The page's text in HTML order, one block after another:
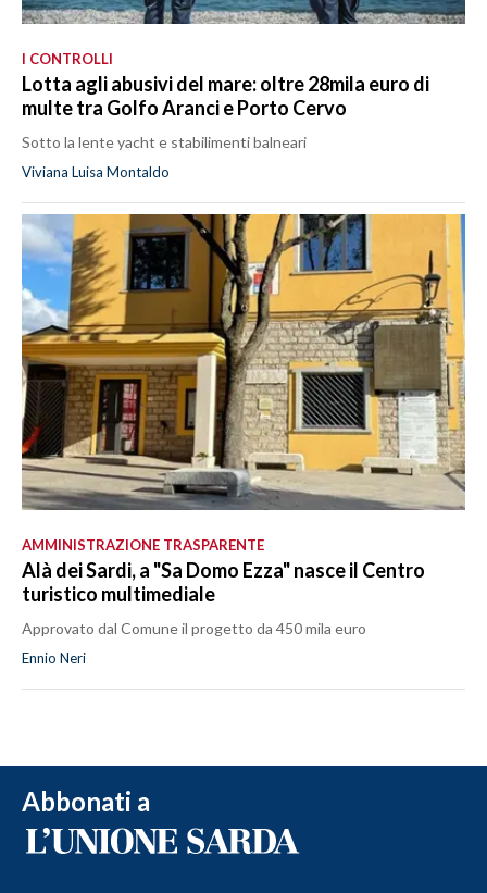
I CONTROLLI
Lotta agli abusivi del mare: oltre 28mila euro di
multe tra Golfo Aranci e Porto Cervo
Sotto la lente yacht e stabilimenti balneari
Viviana Luisa Montaldo
AMMINISTRAZIONE TRASPARENTE
Alà dei Sardi, a "Sa Domo Ezza" nasce il Centro
turistico multimediale
Approvato dal Comune il progetto da 450 mila euro
Ennio Neri
Abbonati a